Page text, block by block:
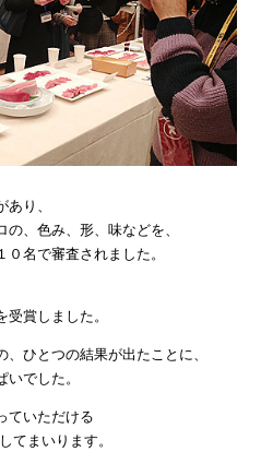
り、
、色み、形、味などを、
名で審査されました。
受賞しました。
ひとつの結果が出たことに、
でした。
ていただける
てまいります。